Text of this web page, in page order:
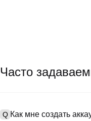
Часто
Q Как мне создать